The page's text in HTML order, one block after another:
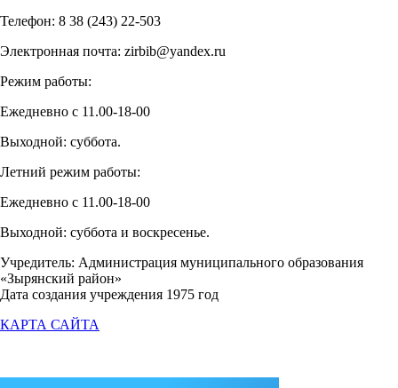
Телефон: 8 38 (243) 22-503
Электронная почта: zirbib@yandex.ru
Режим работы:
Ежедневно с 11.00-18-00
Выходной: суббота.
Летний режим работы:
Ежедневно с 11.00-18-00
Выходной: суббота и воскресенье.
Учредитель: Администрация муниципального образования
«Зырянский район»
Дата создания учреждения 1975 год
КАРТА САЙТА